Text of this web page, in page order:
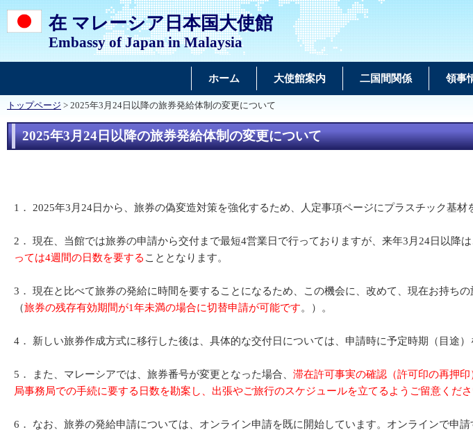
在 マレーシア日本国大使館
Embassy of Japan in Malaysia
ホーム 大使館案内 二国間関係 領事
トップページ > 2025年3月24日以降の旅券発給体制の変更について
2025年3月24日以降の旅券発給体制の変更について
1． 2025年3月24日から、旅券の偽変造対策を強化するため、人定事項ページにプラスチック基材
2． 現在、当館では旅券の申請から交付まで最短4営業日で行っておりますが、来年3月24日以降は
っては4週間の日数を要する こととなります。
3．
現在と比べて旅券の発給に時間を要することになるため、この機会に、改めて、現在お持ち
（旅券の残存有効期間が1年未満の場合に切替申請が可能です。）。
4． 新しい旅券作成方式に移行した後は、具体的な交付日については、申請時に予定時期（目途
5． また、マレーシアでは、旅券番号が変更となった場合、 滞在許可事実の確認（許可印の再押
局事務局での手続に要する日数を勘案し、出張やご旅行のスケジュールを立てるようご留意くださ
6．
なお、旅券の発給申請については、オンライン申請を既に開始しています。オンラインで申